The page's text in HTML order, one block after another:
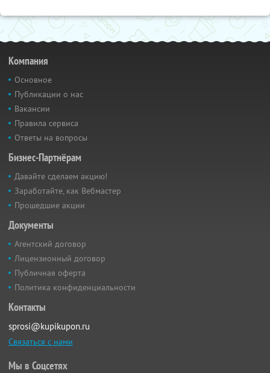
Компания
Основное
Публикации о нас
Вакансии
Правила сервиса
Ответы на вопросы
Бизнес-Партнёрам
Давайте сделаем акцию!
Заработайте, как Вебмастер
Прошедшие акции
Документы
Агентский договор
Лицензионный договор
Публичная оферта
Политика конфиденциальности
Контакты
sprosi@kupikupon.ru
Связаться с нами
Мы в Соцсетях